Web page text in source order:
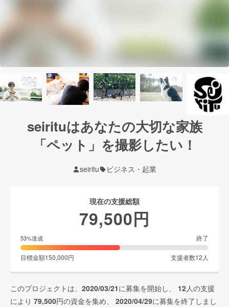
seirituはあなたの大切な家族
「ペット」を撮影したい！
seiritu ビジネス・起業
現在の支援総額
79,500円
53%達成 終了
目標金額150,000円 支援者数12 人
このプロジェクトは、 2020/03/21に募集を開始し、 12人の支援
により 79,500円の資金を集め、 2020/04/29に募集を終了しまし